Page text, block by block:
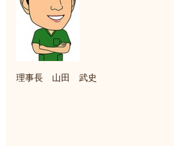
理事長 山田 武史